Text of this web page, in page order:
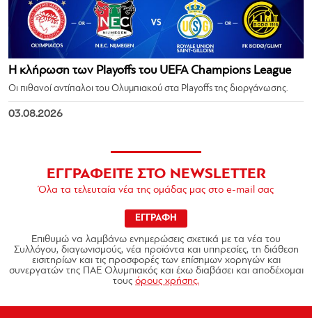
Η κλήρωση των Playoffs του UEFA Champions League
Οι πιθανοί αντίπαλοι του Ολυμπιακού στα Playoffs της διοργάνωσης.
03.08.2026
ΕΓΓΡΑΦΕΙΤΕ ΣΤΟ NEWSLETTER
Όλα τα τελευταία νέα της ομάδας μας στο e-mail σας
ΕΓΓΡΑΦΗ
Επιθυμώ να λαμβάνω ενημερώσεις σχετικά με τα νέα του
Συλλόγου, διαγωνισμούς, νέα προϊόντα και υπηρεσίες, τη διάθεση
εισιτηρίων και τις προσφορές των επίσημων χορηγών και
συνεργατών της ΠΑΕ Ολυμπιακός και έχω διαβάσει και αποδέχομαι
τους όρους χρήσης.